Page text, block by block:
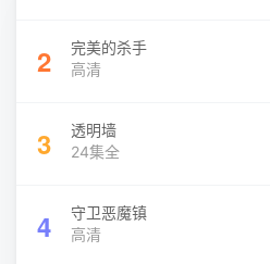
2
完美的杀手
高清
3
透明墙
24集全
4
守卫恶魔镇
高清